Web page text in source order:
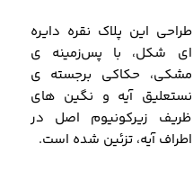
طراحی این پلاک نقره دایره
ای شکل، با پس‌زمینه ی
مشکی، حکاکی برجسته ی
نستعلیق آیه و نگین های
ظریف زیرکونیوم اصل در
اطراف آیه، تزئین شده است.